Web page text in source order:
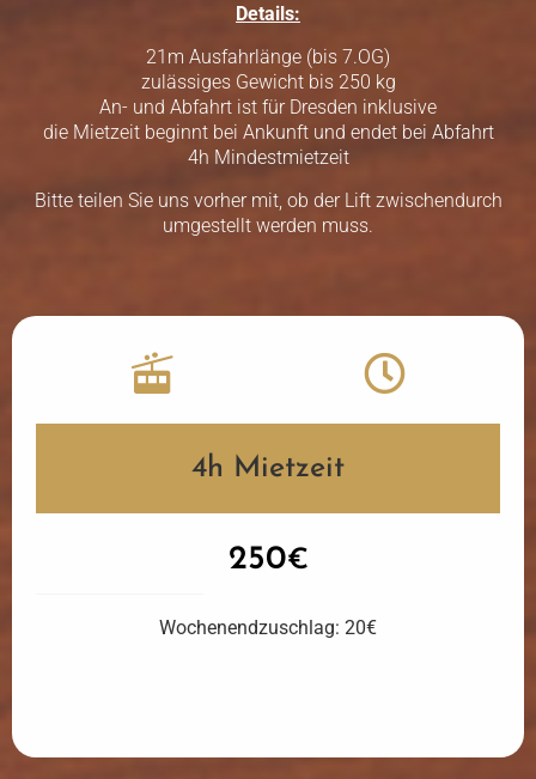
Details:
21m Ausfahrlänge (bis 7.OG)
zulässiges Gewicht bis 250 kg
An- und Abfahrt ist für Dresden inklusive
die Mietzeit beginnt bei Ankunft und endet bei Abfahrt
4h Mindestmietzeit
Bitte teilen Sie uns vorher mit, ob der Lift zwischendurch
umgestellt werden muss.
4h Mietzeit
250€
Wochenendzuschlag: 20€